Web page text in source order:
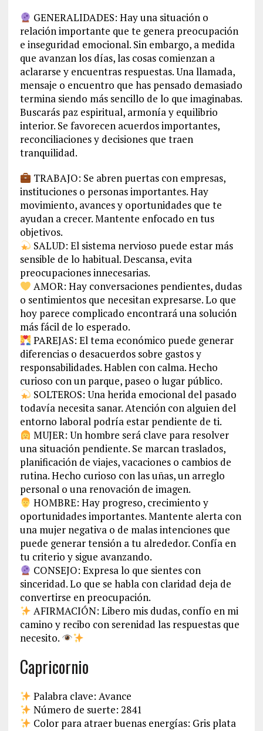
GENERALIDADES: Hay una situación o
relación importante que te genera preocupación
e inseguridad emocional. Sin embargo, a medida
que avanzan los días, las cosas comienzan a
aclararse y encuentras respuestas. Una llamada,
mensaje o encuentro que has pensado demasiado
termina siendo más sencillo de lo que imaginabas.
Buscarás paz espiritual, armonía y equilibrio
interior. Se favorecen acuerdos importantes,
reconciliaciones y decisiones que traen
tranquilidad.
TRABAJO: Se abren puertas con empresas,
instituciones o personas importantes. Hay
movimiento, avances y oportunidades que te
ayudan a crecer. Mantente enfocado en tus
objetivos.
SALUD: El sistema nervioso puede estar más
sensible de lo habitual. Descansa, evita
preocupaciones innecesarias.
AMOR: Hay conversaciones pendientes, dudas
o sentimientos que necesitan expresarse. Lo que
hoy parece complicado encontrará una solución
más fácil de lo esperado.
PAREJAS: El tema económico puede generar
diferencias o desacuerdos sobre gastos y
responsabilidades. Hablen con calma. Hecho
curioso con un parque, paseo o lugar público.
SOLTEROS: Una herida emocional del pasado
todavía necesita sanar. Atención con alguien del
entorno laboral podría estar pendiente de ti.
MUJER: Un hombre será clave para resolver
una situación pendiente. Se marcan traslados,
planificación de viajes, vacaciones o cambios de
rutina. Hecho curioso con las uñas, un arreglo
personal o una renovación de imagen.
HOMBRE: Hay progreso, crecimiento y
oportunidades importantes. Mantente alerta con
una mujer negativa o de malas intenciones que
puede generar tensión a tu alrededor. Confía en
tu criterio y sigue avanzando.
CONSEJO: Expresa lo que sientes con
sinceridad. Lo que se habla con claridad deja de
convertirse en preocupación.
AFIRMACIÓN: Libero mis dudas, confío en mi
camino y recibo con serenidad las respuestas que
necesito.
Capricornio
Palabra clave: Avance
Número de suerte: 2841
Color para atraer buenas energías: Gris plata